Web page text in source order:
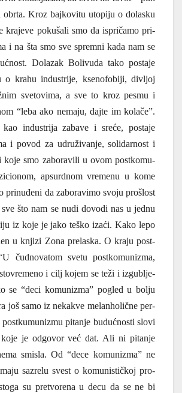
obr­ta. Kroz baj­ko­vi­tu uto­pi­ju o dola­sku
kra­je­ve poku­ša­li smo da ispri­ča­mo pri­
i na šta smo sve sprem­ni kada nam se
Dola­zak Boli­vu­da tako posta­je
o kra­hu indu­stri­je, kse­no­fo­bi­ji, divljoj
sve­to­vi­ma, a sve to kroz pesmu i
“leba ako nema­ju, daj­te im kola­če”.
indu­stri­ja zaba­ve i sre­će, posta­je
i povod za udru­ži­va­nje, soli­dar­nost i
koje smo zabo­ra­vi­li u ovom post­ko­mu­
apsurd­nom vre­me­nu u kome
pri­nu­đe­ni da zabo­ra­vi­mo svo­ju pro­šlost
što nam se nudi dovo­di nas u jed­nu
iz koje je jako teško iza­ći. Kako lepo
u knji­zi Zona pre­la­ska. O kra­ju post­
čud­no­va­tom sve­tu post­ko­mu­ni­zma,
i cilj kojem se teži i izgu­blje­
se “deci komu­ni­zma” pogled u bolju
još samo iz neka­kve melan­ho­lič­ne per­
pita­nje buduć­no­sti slo­vi
je odgo­vor već dat. Ali ni pita­nje
smi­sla. Od “dece komu­ni­zma” ne
sazre­lu svest o komu­ni­stič­koj pro­
su pre­tvo­re­na u decu da se ne bi